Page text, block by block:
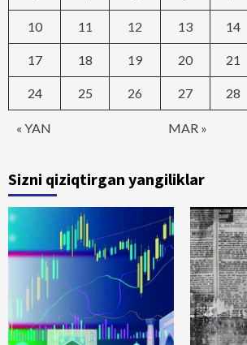
« YAN MAR »
10 11 12 13 14
17 18 19 20 21
24 25 26 27 28
Sizni qiziqtirgan yangiliklar